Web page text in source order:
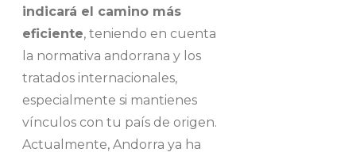
indicará el camino más
eficiente, teniendo en cuenta
la normativa andorrana y los
tratados internacionales,
especialmente si mantienes
vínculos con tu país de origen.
Actualmente, Andorra ya ha